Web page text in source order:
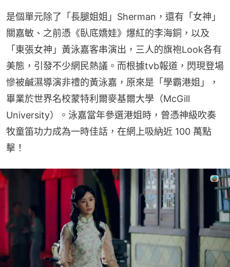
是個單元除了「長腿姐姐」Sherman，還有「女神」
關嘉敏、之前憑《臥底嬌娃》爆紅的李海銅，以及
「東張女神」黃泳嘉客串演出，三人的旗袍Look各有
美態，引發不少網民熱議。而根據tvb報道，閃現登場
慘被鹹濕導演非禮的黃泳嘉，原來是「學霸港姐」，
畢業於世界名校蒙特利爾麥基爾大學（McGill
University）。泳嘉當年參選港姐時，曾憑神級吹奏
牧童笛功力成為一時佳話，在網上吸納近 100 萬點
擊！